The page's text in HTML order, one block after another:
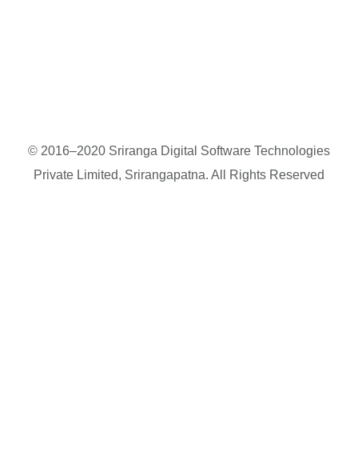
© 2016–2020 Sriranga Digital Software Technologies
Private Limited, Srirangapatna. All Rights Reserved